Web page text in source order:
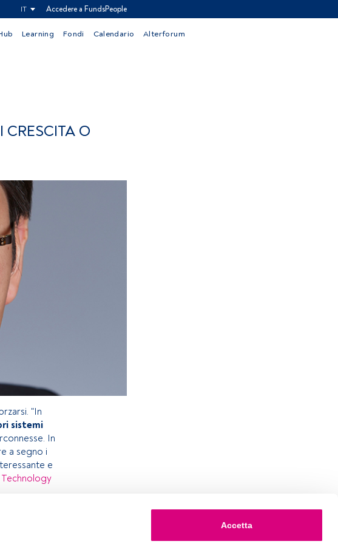
Accetta
IT Accedere a FundsPeople
Learning Fondi Calendario Alterforum
O
"In
sistemi
In
a segno i
e
Technology